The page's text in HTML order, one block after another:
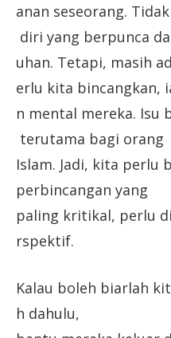
anan seseorang.
diri yang berpunca
uhan. Tetapi, masih
erlu kita bincangkan,
n mental mereka. Isu
terutama bagi orang
Islam. Jadi, kita perlu
perbincangan yang
paling kritikal, perlu
rspektif.
Kalau boleh biarlah
h dahulu,